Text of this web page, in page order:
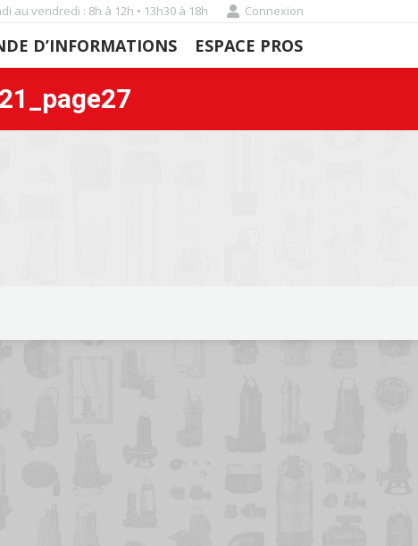
au vendredi : 8h à 12h • 13h30 à 18h Connexion
D’INFORMATIONS ESPACE PROS
D’INFORMATIONS ESPACE PROS